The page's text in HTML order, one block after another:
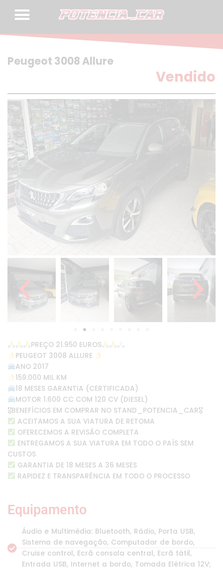
Peugeot 3008 Allure
Vendido
PREÇO 21.950 EUROS
PEUGEOT 3008 ALLURE
ANO 2017
159.000 MIL KM
18 MESES GARANTIA (CERTIFICADA)
MOTOR 1.600 CC COM 120 CV (DIESEL)
🎖BENEFÍCIOS EM COMPRAR NO STAND_POTENCIA_CAR🎖
ACEITAMOS A SUA VIATURA DE RETOMA
OFERECEMOS A REVISÃO COMPLETA
ENTREGAMOS A SUA VIATURA EM TODO O PAÍS SEM
CUSTOS
GARANTIA DE 18 MESES A 36 MESES
RAPIDEZ E TRANSPARÊNCIA EM TODO O PROCESSO
Equipamento
Áudio e Multimédia: Bluetooth, Rádio, Porta USB,
Sistema de navegação, Computador de bordo,
Cruise control, Ecrã consola central, Ecrã tátil,
Entrada USB, Internet a bordo, Tomada Elétrica 12V;